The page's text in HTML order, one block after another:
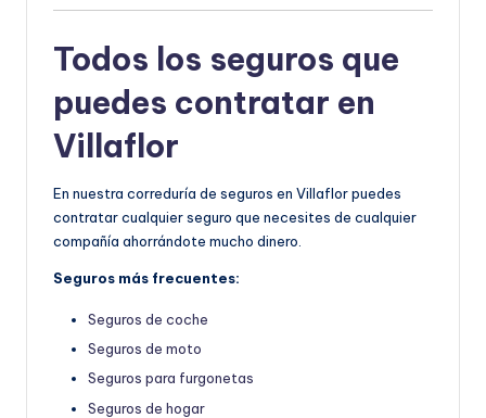
Todos los seguros que
puedes contratar en
Villaflor
En nuestra correduría de seguros en Villaflor puedes
contratar cualquier seguro que necesites de cualquier
compañía ahorrándote mucho dinero.
Seguros más frecuentes:
Seguros de coche
Seguros de moto
Seguros para furgonetas
Seguros de hogar